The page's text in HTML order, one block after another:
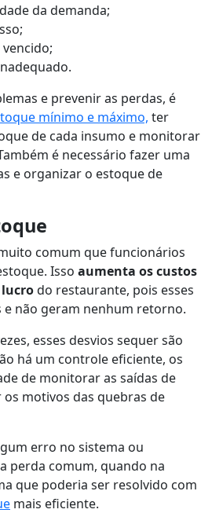
da demanda;
e prevenir as perdas, é
mínimo e máximo, ter
de cada insumo e monitorar
é necessário fazer uma
e organizar o estoque de
comum que funcionários
Isso aumenta os custos
do restaurante, pois esses
não geram nenhum retorno.
esses desvios sequer são
há um controle eficiente, os
de monitorar as saídas de
motivos das quebras de
erro no sistema ou
perda comum, quando na
que poderia ser resolvido com
mais eficiente.